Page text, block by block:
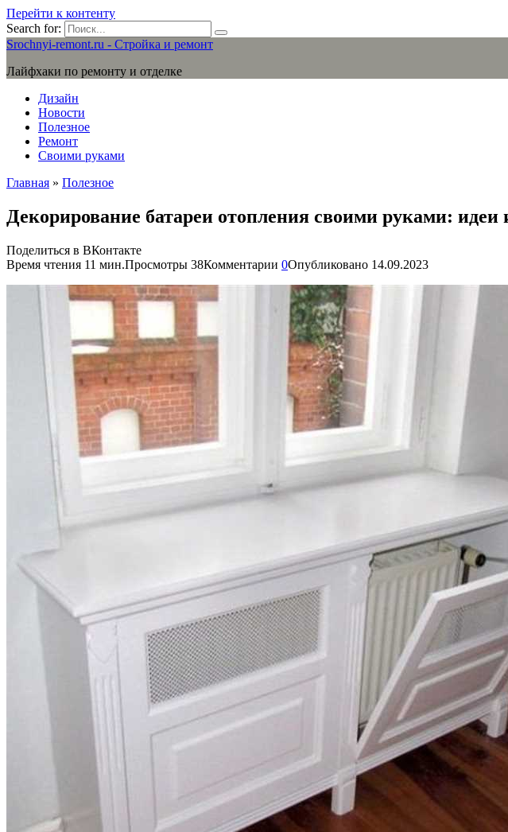
Перейти к контенту
Search for:
Srochnyi-remont.ru - Стройка и ремонт
Лайфхаки по ремонту и отделке
Дизайн
Новости
Полезное
Ремонт
Своими руками
Главная » Полезное
Декорирование батареи отопления своими руками: идеи
Поделиться в ВКонтакте
Время чтения 11 мин.Просмотры 38Комментарии 0Опубликовано 14.09.2023